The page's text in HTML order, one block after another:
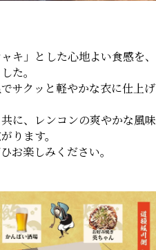
キ」とした心地よい食感を、
た。
サクッと軽やかな衣に仕上げ
に、レンコンの爽やかな風味
ります。
お楽しみください。